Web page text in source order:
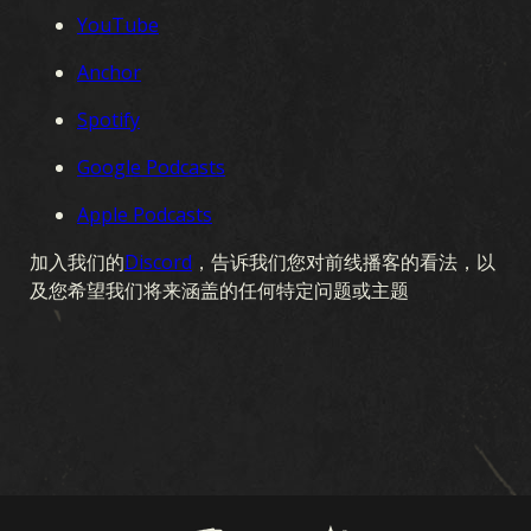
YouTube
Anchor
Spotify
Google Podcasts
Apple Podcasts
加入我们的Discord ，告诉我们您对前线播客的看法，以
及您希望我们将来涵盖的任何特定问题或主题